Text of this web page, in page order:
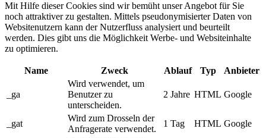
Mit Hilfe dieser Cookies sind wir bemüht unser Angebot für Sie
noch attraktiver zu gestalten. Mittels pseudonymisierter Daten von
Websitenutzern kann der Nutzerfluss analysiert und beurteilt
werden. Dies gibt uns die Möglichkeit Werbe- und Websiteinhalte
zu optimieren.
Name Zweck Ablauf Typ Anbieter
_ga
Wird verwendet, um
Benutzer zu
unterscheiden.
2 Jahre HTML Google
_gat
Wird zum Drosseln der
Anfragerate verwendet.
1 Tag HTML Google